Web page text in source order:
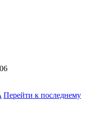
Перейти к последнему